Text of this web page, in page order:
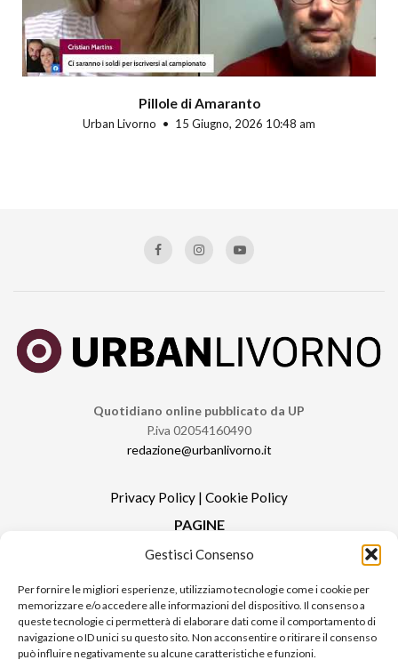
Gestisci Consenso
Per fornire le migliori esperienze, utilizziamo tecnologie come i cookie per
memorizzare e/o accedere alle informazioni del dispositivo. Il consenso a
queste tecnologie ci permetterà di elaborare dati come il comportamento di
navigazione o ID unici su questo sito. Non acconsentire o ritirare il consenso
può influire negativamente su alcune caratteristiche e funzioni.
Pillole di Amaranto
Urban Livorno 15 Giugno, 2026 10:48 am
Quotidiano online pubblicato da UP
P.iva 02054160490
redazione@urbanlivorno.it
Privacy Policy | Cookie Policy
PAGINE
Redazione
Contatti
Pubblicità
Sitemap